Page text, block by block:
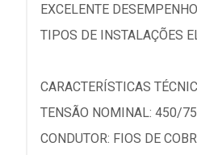
EXCELENTE
TIPOS DE INSTALAÇÕES
CARACTERÍSTICAS
TENSÃO NOMINAL: 450/
CONDUTOR: FIOS DE